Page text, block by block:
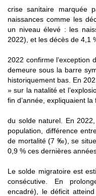
crise sanitaire marquée
naissances comme les
un niveau élevé : les
2022), et les décès de 4,1
2022 confirme l’exception
demeure sous la barre
historiquement bas. En
» sur la natalité et
fin d’année, expliquaient la
du solde naturel. En
population, différence
de mortalité (7 ‰), se
0,9 % ces dernières
Le solde migratoire est
consécutive. En
encadré), le déficit